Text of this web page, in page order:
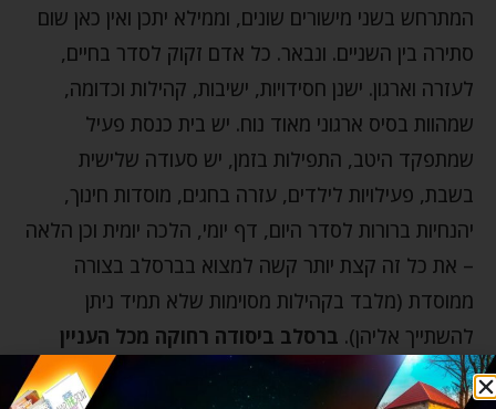
המתרחש בשני מישורים שונים, וממילא יתכן ואין כאן שום
סתירה בין השניים. ונבאר. כל אדם זקוק לסדר בחיים,
לעזרה וארגון. ישנן חסידויות, ישיבות, קהילות וכדומה,
שמהוות בסיס ארגוני מאוד נוח. יש בית כנסת פעיל
שמתפקד היטב, התפילות בזמן, יש סעודה שלישית
בשבת, פעילויות לילדים, עזרה בחגים, מוסדות חינוך,
יהנחיות ברורות לסדר היום, דף יומי, הלכה יומית וכן הלאה
– את כל זה קצת יותר קשה למצוא בברסלב בצורה
ממוסדת (מלבד בקהילות מסוימות שלא תמיד ניתן
להשתייך אליהן). ברסלב ביסודה רחוקה מכל העניין
הממסדי, והיא בעיקר דרך פנימית אישית שאדם